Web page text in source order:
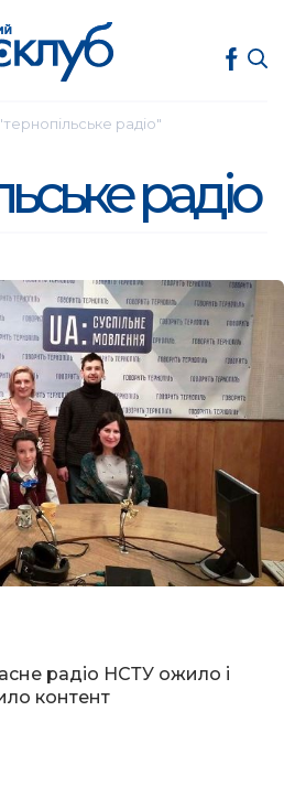
радіо"
радіо
радіо НСТУ ожило і
контент